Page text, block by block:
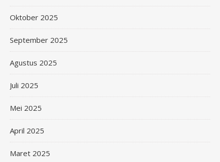
Oktober 2025
September 2025
Agustus 2025
Juli 2025
Mei 2025
April 2025
Maret 2025